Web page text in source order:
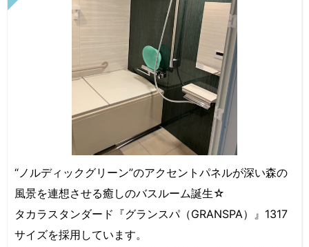
“ノルディックグリーン”のアクセントパネルが深い森の
風景を連想させる癒しのバスルーム誕生☆
タカラスタンダード『グランスパ（GRANSPA）』1317
サイズを採用しています。